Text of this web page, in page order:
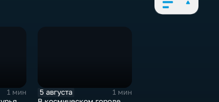
1 мин
5 августа
1 мин